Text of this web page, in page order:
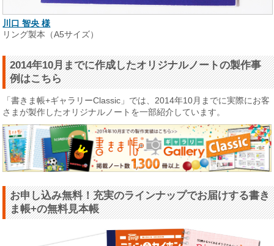
川口 智央 様
リング製本（A5サイズ）
2014年10月までに作成したオリジナルノートの製作事
例はこちら
「書きま帳+ギャラリーClassic」では、2014年10月までに実際にお客
さまが製作したオリジナルノートを一部紹介しています。
お申し込み無料！充実のラインナップでお届けする書き
ま帳+の無料見本帳